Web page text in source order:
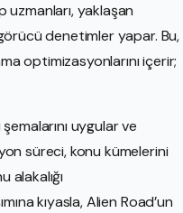
uzmanları, yaklaşan
denetimler yapar. Bu,
optimizasyonlarını içerir;
uygular ve
süreci, konu kümelerini
kıyasla, Alien Road’un